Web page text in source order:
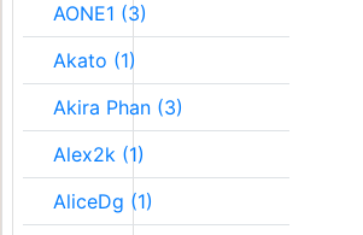
AONE1 (3)
Akato (1)
Akira Phan (3)
Alex2k (1)
AliceDg (1)